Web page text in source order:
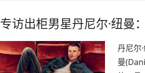
专访出柜男星丹尼尔·纽曼
丹尼尔
曼